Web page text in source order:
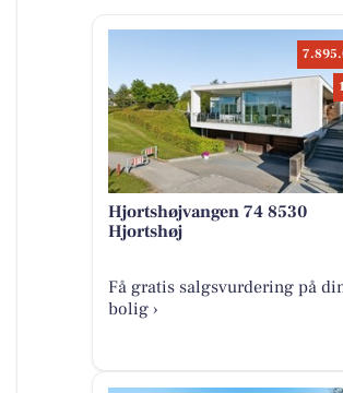
Hjortshøjvangen 74 8530
Hjortshøj
Få gratis salgsvurdering på
bolig ›